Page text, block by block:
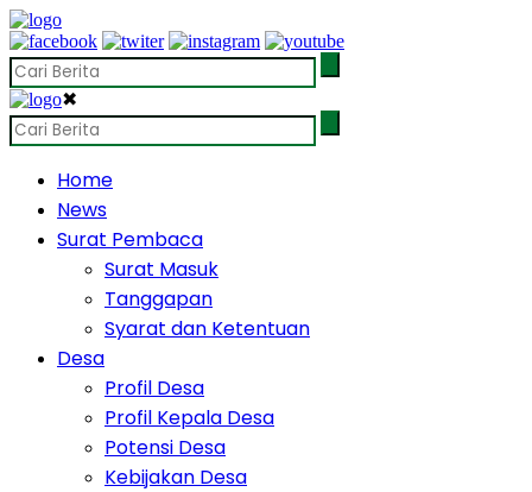
✖
Home
News
Surat Pembaca
Surat Masuk
Tanggapan
Syarat dan Ketentuan
Desa
Profil Desa
Profil Kepala Desa
Potensi Desa
Kebijakan Desa